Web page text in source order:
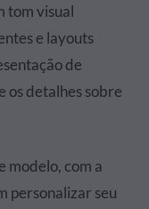
tom visual
e layouts
de
os detalhes sobre
modelo, com a
personalizar seu